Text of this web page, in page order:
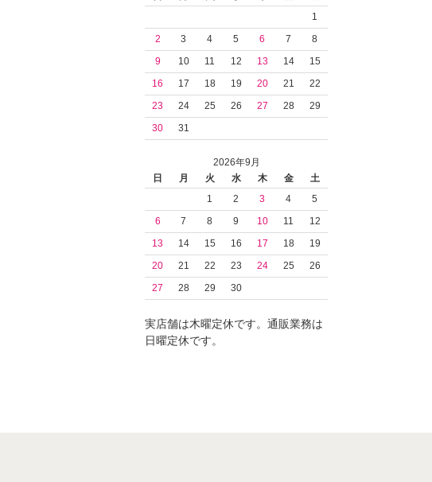
1
2
3 4 5 6 7
8
9
10 11 12 13 14
15
16
17 18 19 20 21
22
23
24 25 26 27 28
29
30
31
2026年9月
日
月 火 水 木 金
土
1
2 3 4
5
6
7 8 9 10 11
12
13
14 15 16 17 18
19
20
21 22 23 24 25
26
27
28 29 30
実店舗は木曜定休です。通販業務は
日曜定休です。